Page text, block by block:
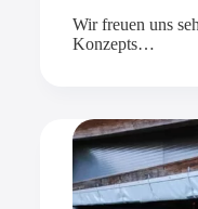
Wir freuen uns
Konzepts…